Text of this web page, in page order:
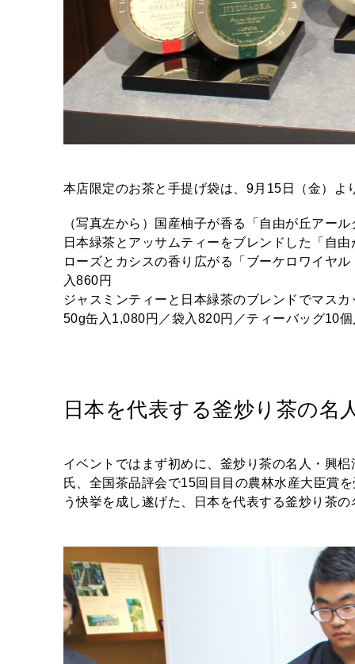
本店限定のお茶と手提げ袋は、9月15日（金）よ
（写真左から）国産柚子が香る「自由が丘アー
日本緑茶とアッサムティーをブレンドした「自
ローズとカシスの香り広がる「ブーケロワイヤ
入860円
ジャスミンティーと日本緑茶のブレンドでマス
50g缶入1,080円／袋入820円／ティーバッグ10
日本を代表する釜炒り茶の名
イベントではまず初めに、釜炒り茶の名人・興
氏、全国茶品評会で15回目目の農林水産大臣賞
う快挙を成し遂げた、日本を代表する釜炒り茶